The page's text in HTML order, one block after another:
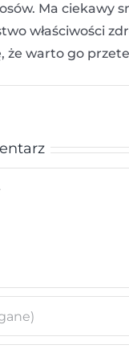
Ma ciekawy
właściwości
że warto go